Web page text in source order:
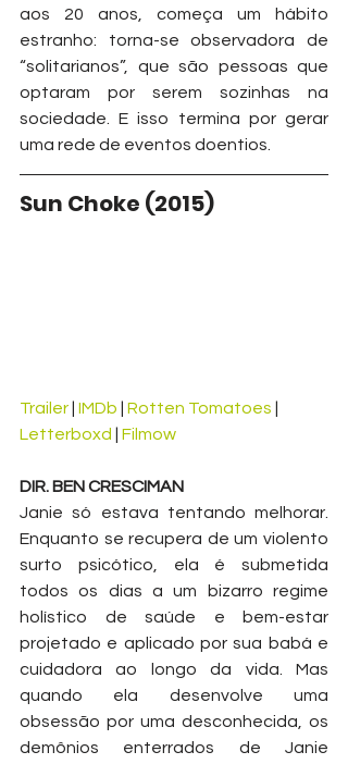
aos 20 anos, começa um hábito
estranho: torna-se observadora de
“solitarianos”, que são pessoas que
optaram por serem sozinhas na
sociedade. E isso termina por gerar
uma rede de eventos doentios.
Sun Choke (2015)
Trailer IMDb Rotten Tomatoes
Letterboxd
Filmow
DIR. BEN CRESCIMAN
Janie só estava tentando melhorar.
Enquanto se recupera de um violento
surto psicótico, ela é submetida
todos os dias a um bizarro regime
holístico de saúde e bem-estar
projetado e aplicado por sua babá e
cuidadora ao longo da vida. Mas
quando ela desenvolve uma
obsessão por uma desconhecida, os
demônios enterrados de Janie